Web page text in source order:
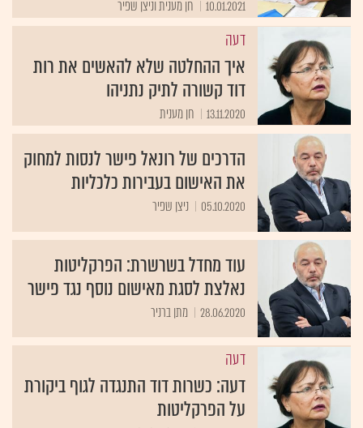
איך ההחלטה שלא להאשים את רות
דוד קשורה לתיק נתניהו
13.11.2020 חן מענית
את האישום בעבירות כלכליות
05.10.2020 ניצן שפיר
נאלצת לסגת מאישום נוסף נגד פישר
28.06.2020 מתן ברניר
דעה: כשרות דוד התנגדה לגוף ביקורת
על הפרקליטות
04.02.2020 פרופ' יובל אלבשן